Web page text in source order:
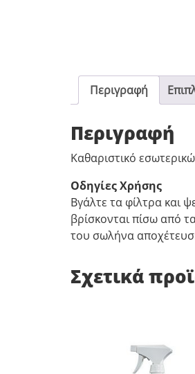
Περιγραφή
Περιγραφή
Καθαριστικό
Οδηγίες Χρήσης
Βγάλτε τα φίλτρα και
βρίσκονται πίσω από
του σωλήνα
Σχετικά